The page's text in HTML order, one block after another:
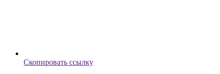
Скопировать ссылку